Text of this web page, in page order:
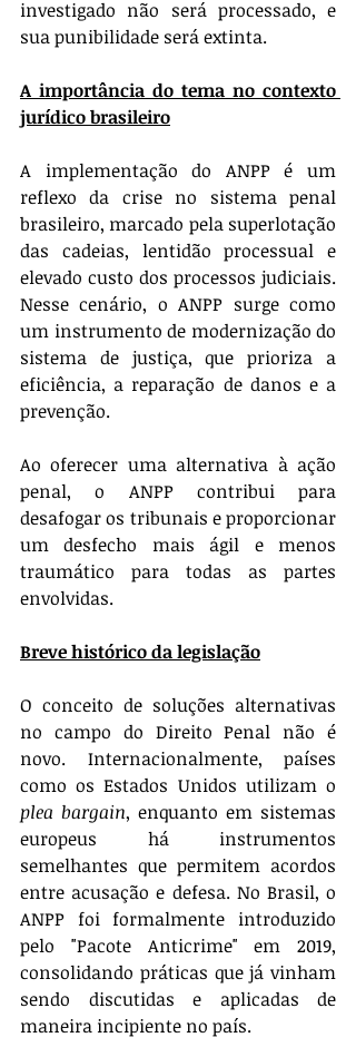
investigado não será processado, e
sua punibilidade será extinta.
A importância do tema no contexto
jurídico brasileiro
A implementação do ANPP é um
reflexo da crise no sistema penal
brasileiro, marcado pela superlotação
das cadeias, lentidão processual e
elevado custo dos processos judiciais.
Nesse cenário, o ANPP surge como
um instrumento de modernização do
sistema de justiça, que prioriza a
eficiência, a reparação de danos e a
prevenção.
Ao oferecer uma alternativa à ação
penal, o ANPP contribui para
desafogar os tribunais e proporcionar
um desfecho mais ágil e menos
traumático para todas as partes
envolvidas.
Breve histórico da legislação
O conceito de soluções alternativas
no campo do Direito Penal não é
novo. Internacionalmente, países
plea bargain, enquanto em sistemas
europeus há instrumentos
semelhantes que permitem acordos
entre acusação e defesa. No Brasil, o
ANPP foi formalmente introduzido
pelo "Pacote Anticrime" em 2019,
consolidando práticas que já vinham
sendo discutidas e aplicadas de
maneira incipiente no país.